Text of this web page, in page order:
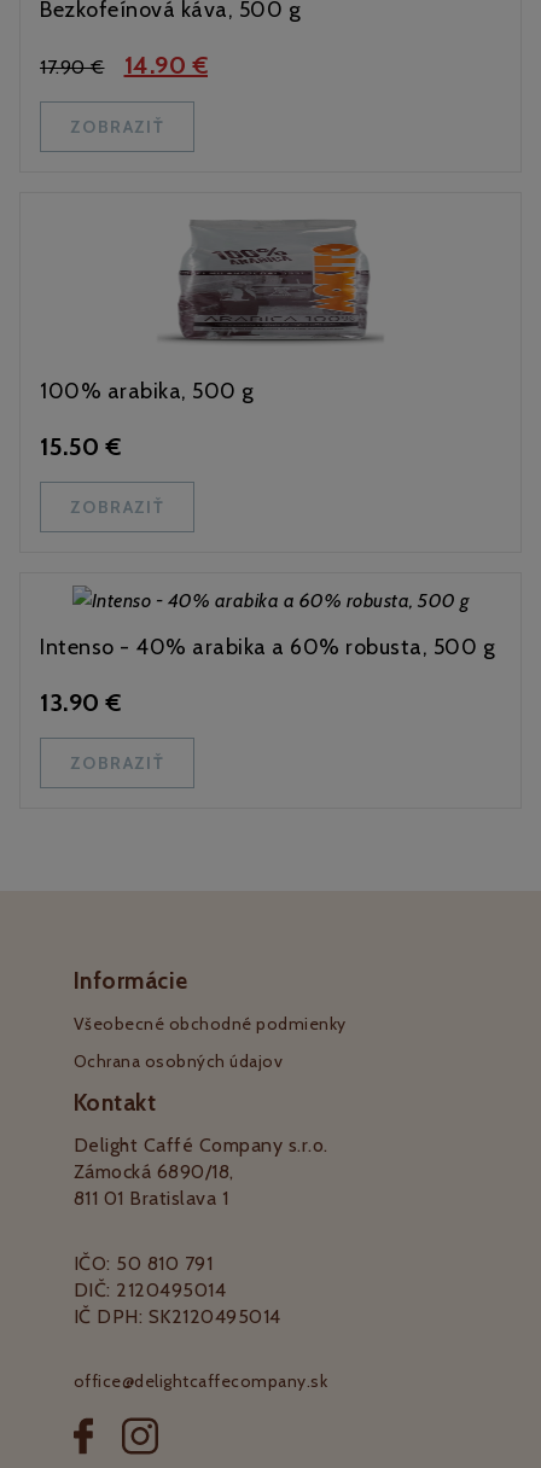
Bezkofeínová káva, 500 g
17.90 € 14.90 €
ZOBRAZIŤ
100% arabika, 500 g
15.50 €
ZOBRAZIŤ
Intenso - 40% arabika a 60% robusta, 500 g
13.90 €
ZOBRAZIŤ
Informácie
Všeobecné obchodné podmienky
Ochrana osobných údajov
Kontakt
Delight Caffé Company s.r.o.
Zámocká 6890/18,
811 01 Bratislava 1
IČO: 50 810 791
DIČ: 2120495014
IČ DPH: SK2120495014
office@delightcaffecompany.sk